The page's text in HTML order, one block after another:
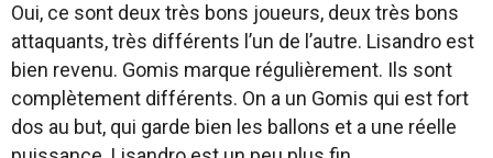
Oui, ce sont deux très bons joueurs, deux très bons
attaquants, très différents l’un de l’autre. Lisandro est
bien revenu. Gomis marque régulièrement. Ils sont
complètement différents. On a un Gomis qui est fort
dos au but, qui garde bien les ballons et a une réelle